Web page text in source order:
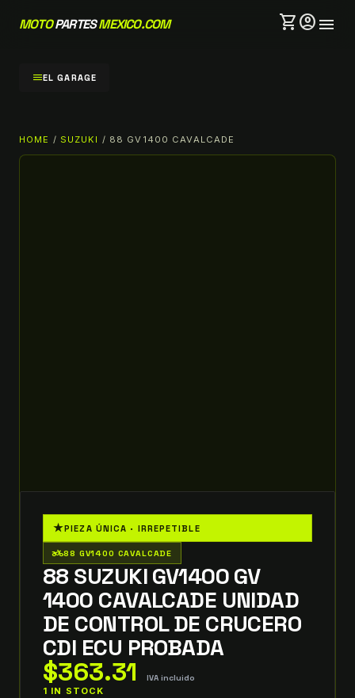
MOTOPARTESMEXICO.COM shopping_cartaccount_circlemenu
menuEL GARAGE
HOME / SUZUKI / 88 GV1400 CAVALCADE
★PIEZA ÚNICA · IRREPETIBLE
two_wheeler88 GV1400 CAVALCADE
88 SUZUKI GV1400 GV
1400 CAVALCADE UNIDAD
DE CONTROL DE CRUCERO
CDI ECU PROBADA
$363.31 IVA incluido
1 IN STOCK